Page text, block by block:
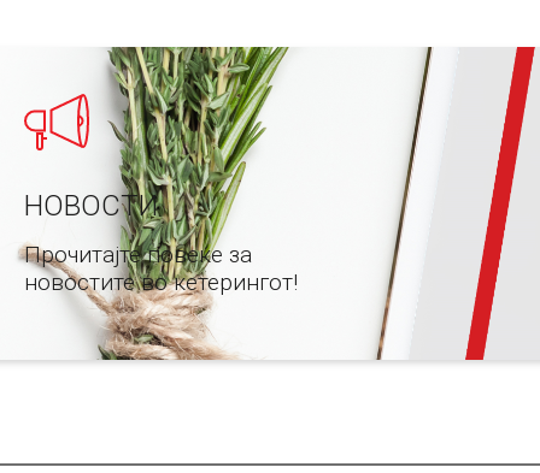
НОВОСТИ
Прочитајте повеќе за
новостите во кетерингот!